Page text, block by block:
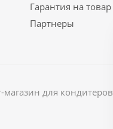
Гарантия на товар
Партнеры
магазин для кондитеров